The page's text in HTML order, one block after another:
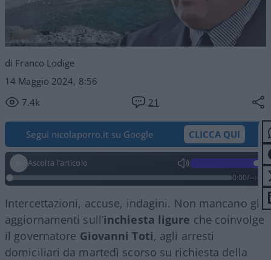
di Franco Lodige
14 Maggio 2024, 8:56
7.4k
21
Segui nicolaporro.it su Google CLICCA QUI
Ascolta l'articolo
0:00/--:--
Intercettazioni, accuse, indagini. Non mancano gli
aggiornamenti sull’inchiesta ligure che coinvolge
il governatore Giovanni Toti, agli arresti
domiciliari da martedì scorso su richiesta della